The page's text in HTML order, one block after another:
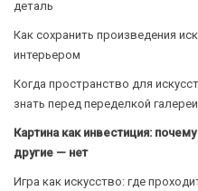
деталь
Как сохранить произведения
интерьером
Когда пространство для
знать перед переделкой галереи
Картина как инвестиция:
другие — нет
Игра как искусство: где